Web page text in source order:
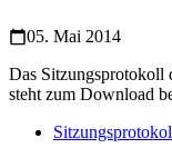
05. Mai 2014
Das Sitzungsprotokoll
steht zum Download